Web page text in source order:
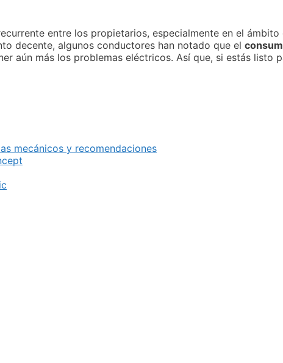
entre los propietarios, especialmente en el ámbito
decente, algunos conductores han notado que el
aún más los problemas eléctricos. Así que, si estás listo
mecánicos y recomendaciones